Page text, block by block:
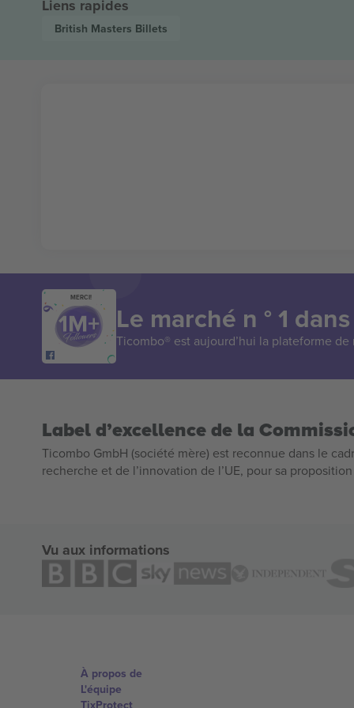
Liens rapides
British Masters Billets
MERCI!
Le marché n ° 1
Ticombo® est aujourd’hui la plateforme
Label d’excellence de la
Ticombo GmbH (société mère) est reconnue dans le
recherche et de l’innovation de l’UE, pour sa
Vu aux informations
À propos de
L'équipe
TixProtect